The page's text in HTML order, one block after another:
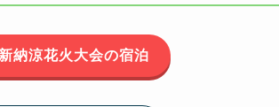
納涼花火大会の宿泊